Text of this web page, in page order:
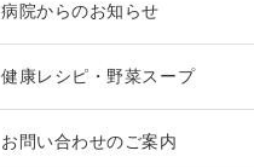
病院からのお知らせ
健康レシピ・野菜スープ
お問い合わせのご案内